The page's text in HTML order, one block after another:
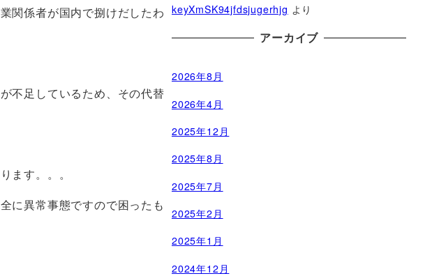
関係者が国内で捌けだしたわ
不足しているため、その代替
ます。。。
に異常事態ですので困ったも
keyXmSK94jfdsjugerhjg より
アーカイブ
2026年8月
2026年4月
2025年12月
2025年8月
2025年7月
2025年2月
2025年1月
2024年12月